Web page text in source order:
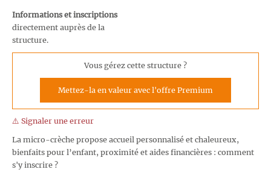
Informations et inscriptions
directement auprès de la
structure.
Vous gérez cette structure ?
Mettez-la en valeur avec l'offre Premium
⚠️ Signaler une erreur
La micro-crèche propose accueil personnalisé et chaleureux,
bienfaits pour l’enfant, proximité et aides financières : comment
s'y inscrire ?